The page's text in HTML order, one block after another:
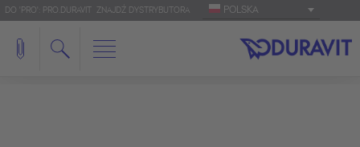
DO 'PRO': PRO.DURAVIT ZNAJDŹ DYSTRYBUTORA POLSKA